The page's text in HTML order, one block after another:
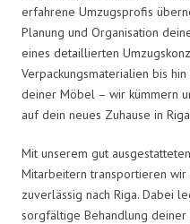
erfahrene Umzugsprofis
Planung und Organisation
eines detaillierten
Verpackungsmaterialien bis
deiner Möbel – wir kümmern
auf dein neues Zuhause in
Mit unserem gut
Mitarbeitern transportieren
zuverlässig nach Riga. Dabei
sorgfältige Behandlung